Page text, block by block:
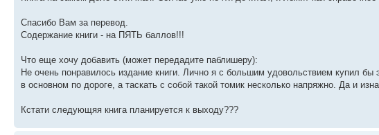
Спасибо Вам за перевод.
Содержание книги - на ПЯТЬ баллов!!!
Что еще хочу добавить (может передадите паблишеру):
Не очень понравилось издание книги. Лично я с большим удовольствием купил
в основном по дороге, а таскать с собой такой томик несколько напряжно. Да и
Кстати следующяя книга планируется к выходу???